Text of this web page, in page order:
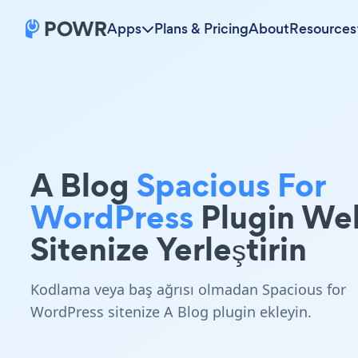
Apps Plans & PricingAboutResources
A Blog Spacious For
WordPress Plugin
Sitenize Yerleştirin
Kodlama veya baş ağrısı olmadan Spacious for
WordPress sitenize A Blog plugin ekleyin.